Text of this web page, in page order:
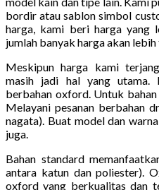
bordir atau sablon simbol
harga, kami beri harga yang
jumlah banyak harga akan lebih
Meskipun harga kami
masih jadi hal yang utama.
berbahan oxford. Untuk bahan
Melayani pesanan berbahan
nagata). Buat model dan
juga.
Bahan standard
antara katun dan poliester).
oxford yang berkualitas dan